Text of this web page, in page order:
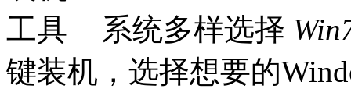
系统多样选择
键装机，选择想要的